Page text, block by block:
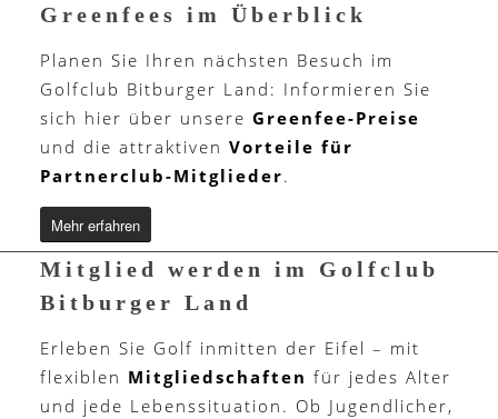
Greenfees im Überblick
Planen Sie Ihren nächsten Besuch im
Golfclub Bitburger Land: Informieren Sie
sich hier über unsere Greenfee-Preise
und die attraktiven Vorteile für
Partnerclub-Mitglieder.
Mehr erfahren
Mitglied werden im Golfclub
Bitburger Land
Erleben Sie Golf inmitten der Eifel – mit
flexiblen Mitgliedschaften für jedes Alter
und jede Lebenssituation. Ob Jugendlicher,